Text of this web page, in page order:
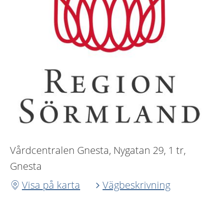
Vårdcentralen Gnesta, Nygatan 29, 1 tr,
Gnesta
Visa på karta
Vägbeskrivning